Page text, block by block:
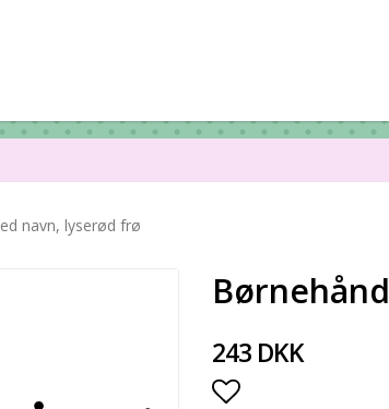
navn, lyserød frø
243 DKK